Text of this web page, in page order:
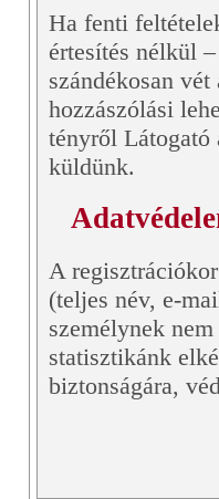
Ha fenti
értesítés nélkül
szándékosan
hozzászólási
tényről Látogató
küldünk.
A
(teljes név, e-
személynek
statisztikánk
biztonságára,